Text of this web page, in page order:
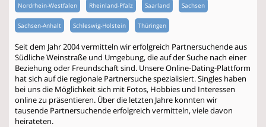
Nordrhein-Westfalen Rheinland-Pfalz Saarland Sachsen
Sachsen-Anhalt Schleswig-Holstein Thüringen
Seit dem Jahr 2004 vermitteln wir erfolgreich Partnersuchende aus
Südliche Weinstraße und Umgebung, die auf der Suche nach einer
Beziehung oder Freundschaft sind. Unsere Online-Dating-Plattform
hat sich auf die regionale Partnersuche spezialisiert. Singles haben
bei uns die Möglichkeit sich mit Fotos, Hobbies und Interessen
online zu präsentieren. Über die letzten Jahre konnten wir
tausende Partnersuchende erfolgreich vermitteln, viele davon
heirateten.